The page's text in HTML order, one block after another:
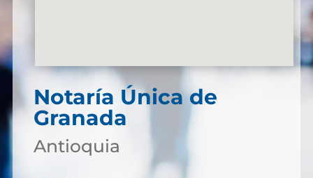
Notaría Única de
Granada
Antioquia